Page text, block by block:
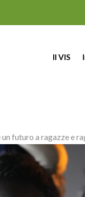
Il VIS
futuro a ragazze e